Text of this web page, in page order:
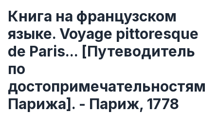
Книга на французском
языке. Voyage pittoresque
de Paris... [Путеводитель
по
достопримечательностям
Парижа]. - Париж, 1778